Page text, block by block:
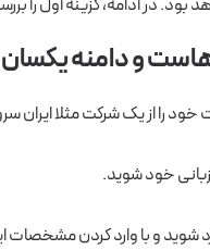
بود. در ادامه، گزینه اول را
را از یک شرکت مثلا ایران
خود شوید.
شوید و با وارد کردن مشخصات